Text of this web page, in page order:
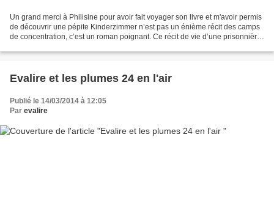
Un grand merci à Philisine pour avoir fait voyager son livre et m'avoir permis
de découvrir une pépite Kinderzimmer n’est pas un énième récit des camps
de concentration, c’est un roman poignant. Ce récit de vie d’une prisonnière
Evalire et les plumes 24 en l'air
Publié le 14/03/2014 à 12:05
Par evalire